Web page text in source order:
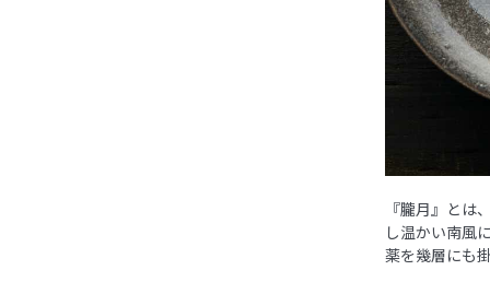
『朧月』とは
し温かい南風
薬を幾層にも